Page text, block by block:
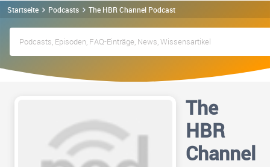
Startseite Podcasts The HBR Channel Podcast
The
HBR
Channel